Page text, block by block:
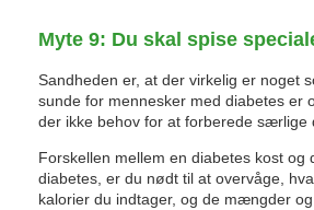
Myte 9: Du skal spise
Sandheden er, at der virkelig er noget
sunde for mennesker med diabetes er
der ikke behov for at forberede særlige
Forskellen mellem en diabetes kost
diabetes, er du nødt til at overvåge,
kalorier du indtager, og de mængder